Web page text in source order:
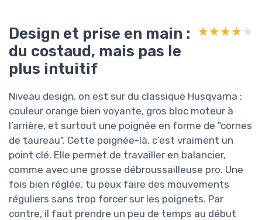
Design et prise en main :
du costaud, mais pas le
plus intuitif
★★★★★
★★★★★
Niveau design, on est sur du classique Husqvarna :
couleur orange bien voyante, gros bloc moteur à
l’arrière, et surtout une poignée en forme de "cornes
de taureau". Cette poignée-là, c’est vraiment un
point clé. Elle permet de travailler en balancier,
comme avec une grosse débroussailleuse pro. Une
fois bien réglée, tu peux faire des mouvements
réguliers sans trop forcer sur les poignets. Par
contre, il faut prendre un peu de temps au début